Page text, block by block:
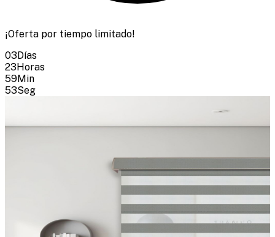
¡Oferta por tiempo limitado!
03Días
23Horas
59Min
51Seg